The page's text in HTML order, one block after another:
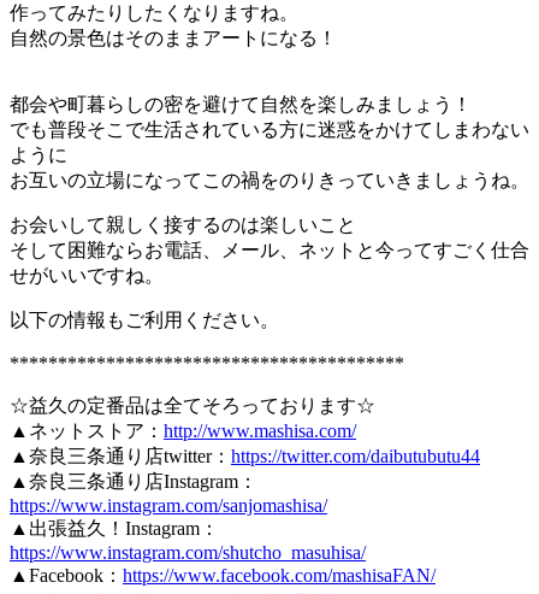
作ってみたりしたくなりますね。
自然の景色はそのままアートになる！
都会や町暮らしの密を避けて自然を楽しみましょう！
でも普段そこで生活されている方に迷惑をかけてしまわない
ように
お互いの立場になってこの禍をのりきっていきましょうね。
お会いして親しく接するのは楽しいこと
そして困難ならお電話、メール、ネットと今ってすごく仕合
せがいいですね。
以下の情報もご利用ください。
*****************************************
☆益久の定番品は全てそろっております☆
▲ネットストア： http://www.mashisa.com/
▲奈良三条通り店twitter： https://twitter.com/daibutubutu44
▲奈良三条通り店Instagram：
https://www.instagram.com/sanjomashisa/
▲出張益久！Instagram：
https://www.instagram.com/shutcho_masuhisa/
▲Facebook： https://www.facebook.com/mashisaFAN/